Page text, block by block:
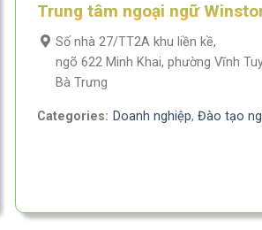
Trung tâm ngoại ngữ
Số nhà 27/TT2A khu liền kề,
ngõ 622 Minh Khai, phường Vĩnh
Bà Trưng
Categories: Doanh nghiệp, Đào tạo